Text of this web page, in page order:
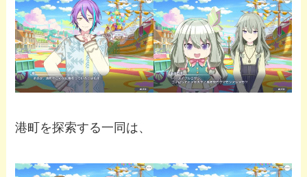
港町を探索する一同は、